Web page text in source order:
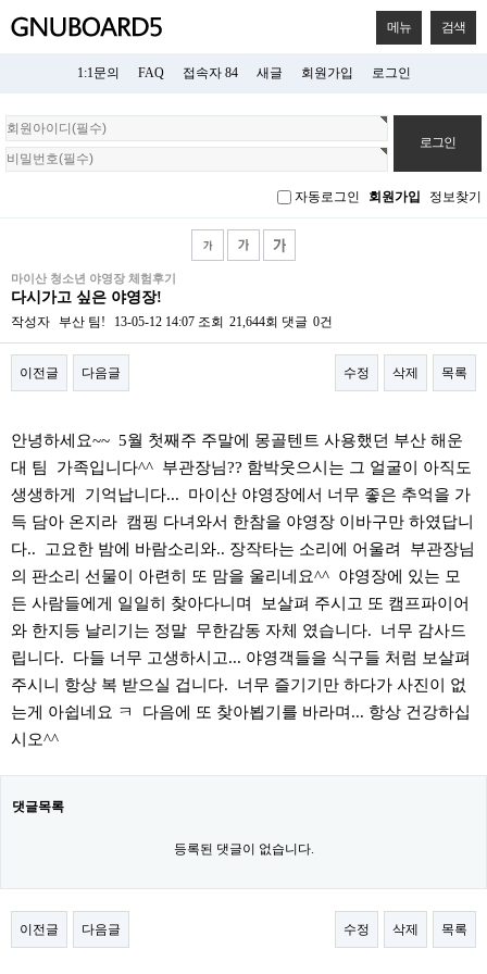
메뉴 검색
1:1문의 FAQ 접속자 84 새글 회원가입 로그인
회
원
로
자동로그인 회원가입 정보찾기
마이산 청소년 야영장 체험후기
다시가고 싶은 야영장!
작성자 부산 팀! 13-05-12 14:07 조회 21,644회 댓글 0건
이전글 다음글 수정 삭제 목록
안녕하세요~~ 5월 첫째주 주말에 몽골텐트 사용했던 부산 해운
대 팀 가족입니다^^ 부관장님?? 함박웃으시는 그 얼굴이 아직도
생생하게 기억납니다... 마이산 야영장에서 너무 좋은 추억을 가
득 담아 온지라 캠핑 다녀와서 한참을 야영장 이바구만 하였답니
다.. 고요한 밤에 바람소리와.. 장작타는 소리에 어울려 부관장님
의 판소리 선물이 아련히 또 맘을 울리네요^^ 야영장에 있는 모
든 사람들에게 일일히 찾아다니며 보살펴 주시고 또 캠프파이어
와 한지등 날리기는 정말 무한감동 자체 였습니다. 너무 감사드
립니다. 다들 너무 고생하시고... 야영객들을 식구들 처럼 보살펴
주시니 항상 복 받으실 겁니다. 너무 즐기기만 하다가 사진이 없
는게 아쉽네요 ㅋ 다음에 또 찾아뵙기를 바라며... 항상 건강하십
시오^^
댓글목록
등록된 댓글이 없습니다.
이전글 다음글 수정 삭제 목록